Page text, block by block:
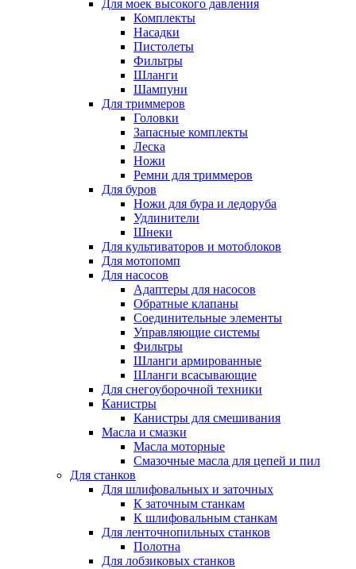
Для моек высокого давления
Комплекты
Насадки
Пистолеты
Фильтры
Шланги
Шампуни
Для триммеров
Головки
Запасные комплекты
Леска
Ножи
Ремни для триммеров
Для буров
Ножи для бура и ледоруба
Удлинители
Шнеки
Для культиваторов и мотоблоков
Для мотопомп
Для насосов
Адаптеры для насосов
Обратные клапаны
Соединительные элементы
Управляющие системы
Фильтры
Шланги армированные
Шланги всасывающие
Для снегоуборочной техники
Канистры
Канистры для смешивания
Масла и смазки
Масла моторные
Смазочные масла для цепей и пил
Для станков
Для шлифовальных и заточных
К заточным станкам
К шлифовальным станкам
Для ленточнопильных станков
Полотна
Для лобзиковых станков